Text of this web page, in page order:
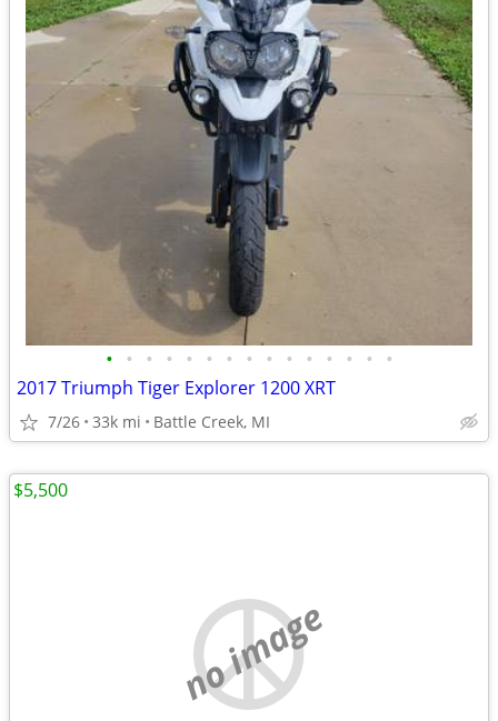
• • • • • • • • • • • • • • •
2017 Triumph Tiger Explorer 1200 XRT
7/26 33k mi Battle Creek, MI
no image
$5,500